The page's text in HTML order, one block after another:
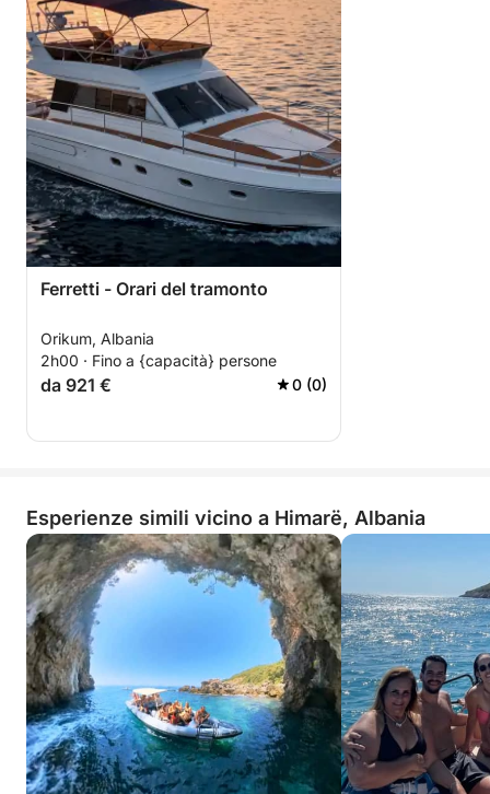
Ferretti - Orari del tramonto
Orikum, Albania
2h00 · Fino a {capacità} persone
da 921 € 0 (0)
Esperienze simili vicino a Himarë, Albania